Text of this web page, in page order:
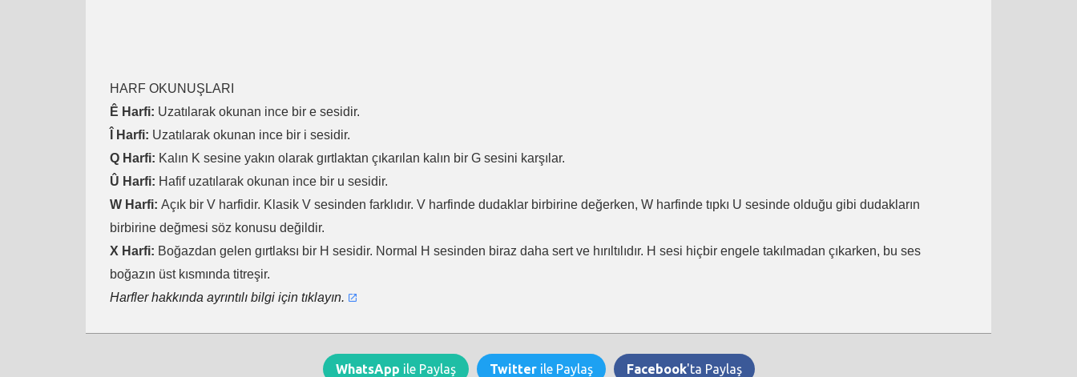
HARF OKUNUŞLARI
Ê Harfi: Uzatılarak okunan ince bir e sesidir.
Î Harfi: Uzatılarak okunan ince bir i sesidir.
Q Harfi: Kalın K sesine yakın olarak gırtlaktan çıkarılan kalın bir G sesini karşılar.
Û Harfi: Hafif uzatılarak okunan ince bir u sesidir.
W Harfi: Açık bir V harfidir. Klasik V sesinden farklıdır. V harfinde dudaklar birbirine değerken, W harfinde tıpkı U sesinde olduğu gibi dudakların
birbirine değmesi söz konusu değildir.
X Harfi: Boğazdan gelen gırtlaksı bir H sesidir. Normal H sesinden biraz daha sert ve hırıltılıdır. H sesi hiçbir engele takılmadan çıkarken, bu ses
boğazın üst kısmında titreşir.
Harfler hakkında ayrıntılı bilgi için tıklayın.
WhatsApp ile Paylaş Twitterile Paylaş Facebook'ta Paylaş